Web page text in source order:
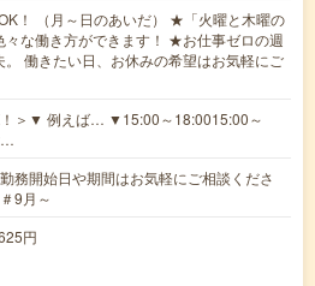
！ （月～日のあいだ） ★「火曜と木曜の
々な働き方ができます！ ★お仕事ゼロの週
。 働きたい日、お休みの希望はお気軽にご
！＞▼ 例えば… ▼15:00～18:0015:00～
開始日や期間はお気軽にご相談くださ
9月～
円